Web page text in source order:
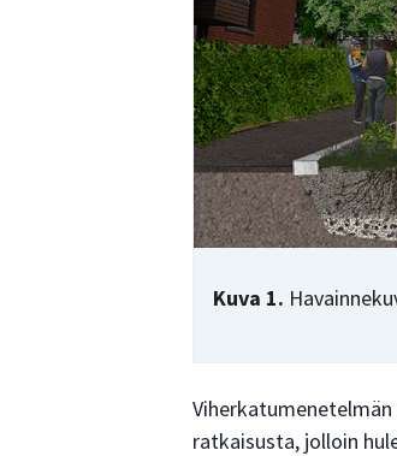
Kuva 1.
ratkaisusta, jolloin